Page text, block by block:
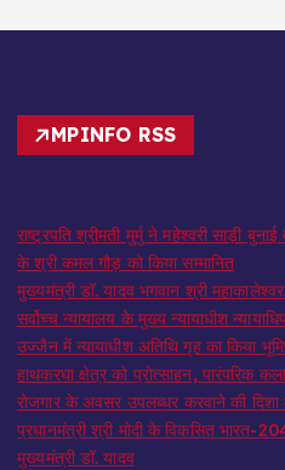
MPINFO RSS
राष्ट्रपति श्रीमती मुर्मु ने महेश्वरी साड़ी
के श्री कमल गौड़ को किया सम्मानित
मुख्यमंत्री डॉ. यादव भगवान श्री
सर्वोच्च न्यायालय के मुख्‍य न्‍यायाधीश
उज्जैन में न्यायाधीश अतिथि गृह का किया
हाथकरघा क्षेत्र को प्रोत्साहन, पारंपरिक
रोजगार के अवसर उपलब्धर करवाने की
प्रधानमंत्री श्री मोदी के विकसित भारत-
मुख्यमंत्री डॉ. यादव